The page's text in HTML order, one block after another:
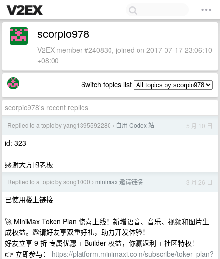
scorpio978
V2EX member #240830, joined on 2017-07-17 23:06:10
+08:00
Switch topics list
scorpio978's recent replies
Replied to a topic by yang1395592280 › 自用 Codex 站 5 月 10 日
id: 323
感谢大方的老板
Replied to a topic by song1000 › minimax 邀请链接 3 月 26 日
已使用楼上链接
🚀 MiniMax Token Plan 惊喜上线！新增语音、音乐、视频和图片生
成权益。邀请好友享双重好礼，助力开发体验！
好友立享 9 折 专属优惠 + Builder 权益，你赢返利 + 社区特权！
👉 立即参与： https://platform.minimaxi.com/subscribe/token-plan?